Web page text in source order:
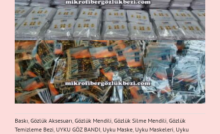
Baskı, Gözlük Aksesuarı, Gözlük Mendili, Gözlük Silme Mendili, Gözlük
Temizleme Bezi, UYKU GÖZ BANDI, Uyku Maske, Uyku Maskeleri, Uyku